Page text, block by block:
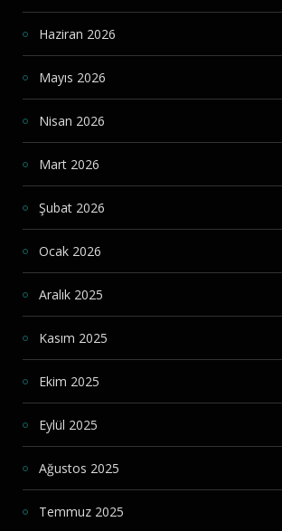
Haziran 2026
Mayıs 2026
Nisan 2026
Mart 2026
Şubat 2026
Ocak 2026
Aralık 2025
Kasım 2025
Ekim 2025
Eylül 2025
Ağustos 2025
Temmuz 2025